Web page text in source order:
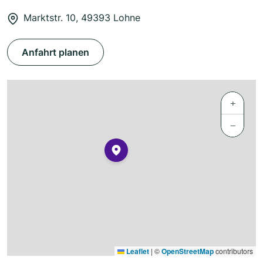
Marktstr. 10, 49393 Lohne
Anfahrt planen
+
−
Leaflet | ©OpenStreetMapcontributors